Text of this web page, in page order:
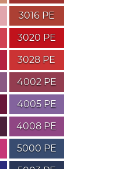
3016 PE
3020 PE
3028 PE
4002 PE
4005 PE
4008 PE
5000 PE